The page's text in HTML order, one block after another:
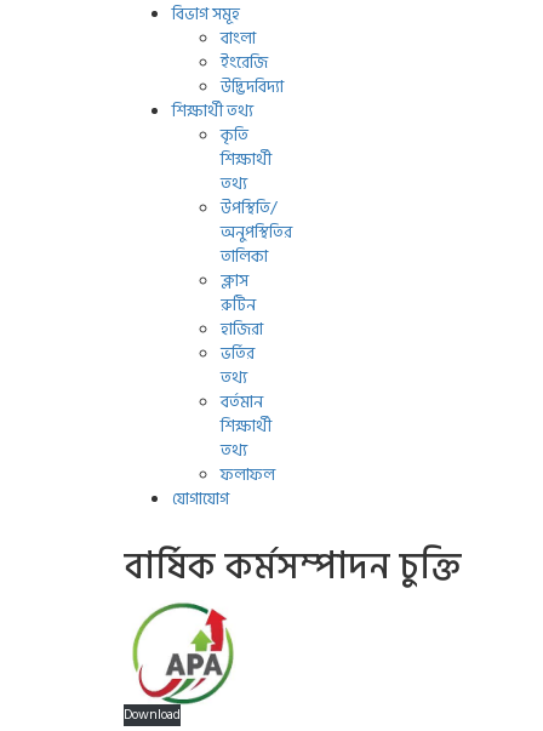
বিভাগ সমূহ
বাংলা
ইংরেজি
উদ্ভিদবিদ্যা
শিক্ষার্থী তথ্য
কৃতি
শিক্ষার্থী
তথ্য
উপস্থিতি/
অনুপস্থিতির
তালিকা
ক্লাস
রুটিন
হাজিরা
ভর্তির
তথ্য
বর্তমান
শিক্ষার্থী
তথ্য
ফলাফল
যোগাযোগ
বার্ষিক কর্মসম্পাদন চুক্তি
Download